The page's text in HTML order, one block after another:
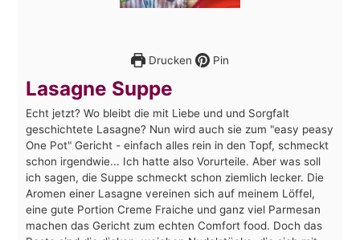
Drucken Pin
Lasagne Suppe
Echt jetzt? Wo bleibt die mit Liebe und und Sorgfalt
geschichtete Lasagne? Nun wird auch sie zum "easy peasy
One Pot" Gericht - einfach alles rein in den Topf, schmeckt
schon irgendwie... Ich hatte also Vorurteile. Aber was soll
ich sagen, die Suppe schmeckt schon ziemlich lecker. Die
Aromen einer Lasagne vereinen sich auf meinem Löffel,
eine gute Portion Creme Fraiche und ganz viel Parmesan
machen das Gericht zum echten Comfort food. Doch das